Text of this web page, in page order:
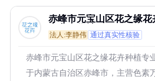
赤峰市元宝山区花之缘花
专业合作社
法人:李静伟 通过真实性核验
赤峰市元宝山区花之缘花卉种植专
于内蒙古自治区赤峰市，主营色素